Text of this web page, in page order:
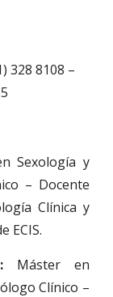
328 8108 –
Sexología y
– Docente
Clínica y
ECIS.
Máster en
Clínico –